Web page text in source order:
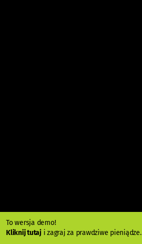
To wersja demo!
Kliknij tutaji zagraj za prawdziwe pieniądze.